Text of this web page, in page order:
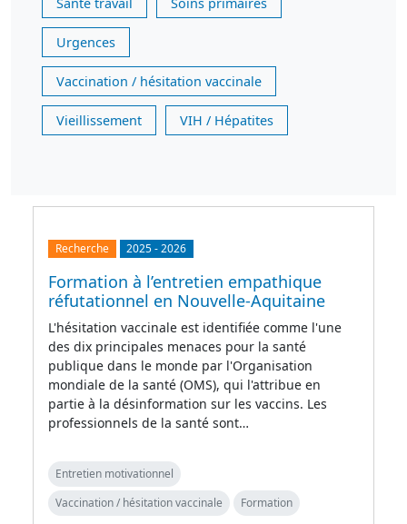
Urgences
Vaccination / hésitation vaccinale
Vieillissement VIH / Hépatites
Recherche 2025-2026
Formation à l’entretien empathique
réfutationnel en Nouvelle-Aquitaine
L'hésitation vaccinale est identifiée comme l'une
des dix principales menaces pour la santé
publique dans le monde par l'Organisation
mondiale de la santé (OMS), qui l'attribue en
partie à la désinformation sur les vaccins. Les
professionnels de la santé sont…
Entretien motivationnel
Vaccination / hésitation vaccinale
Formation